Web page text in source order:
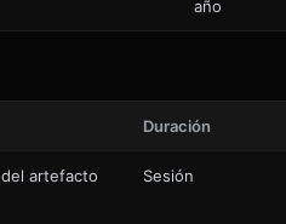
año
Duración
artefacto
Sesión